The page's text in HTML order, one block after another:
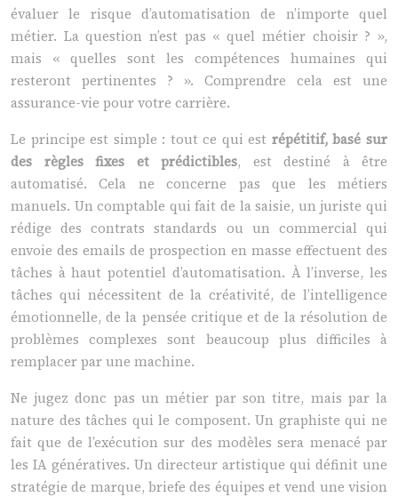
évaluer le risque d’automatisation de n’importe quel
métier. La question n’est pas « quel métier choisir ? »,
mais « quelles sont les compétences humaines qui
resteront pertinentes ? ». Comprendre cela est une
assurance-vie pour votre carrière.
Le principe est simple : tout ce qui est répétitif, basé sur
des règles fixes et prédictibles, est destiné à être
automatisé. Cela ne concerne pas que les métiers
manuels. Un comptable qui fait de la saisie, un juriste qui
rédige des contrats standards ou un commercial qui
envoie des emails de prospection en masse effectuent des
tâches à haut potentiel d’automatisation. À l’inverse, les
tâches qui nécessitent de la créativité, de l’intelligence
émotionnelle, de la pensée critique et de la résolution de
problèmes complexes sont beaucoup plus difficiles à
remplacer par une machine.
Ne jugez donc pas un métier par son titre, mais par la
nature des tâches qui le composent. Un graphiste qui ne
fait que de l’exécution sur des modèles sera menacé par
les IA génératives. Un directeur artistique qui définit une
stratégie de marque, briefe des équipes et vend une vision